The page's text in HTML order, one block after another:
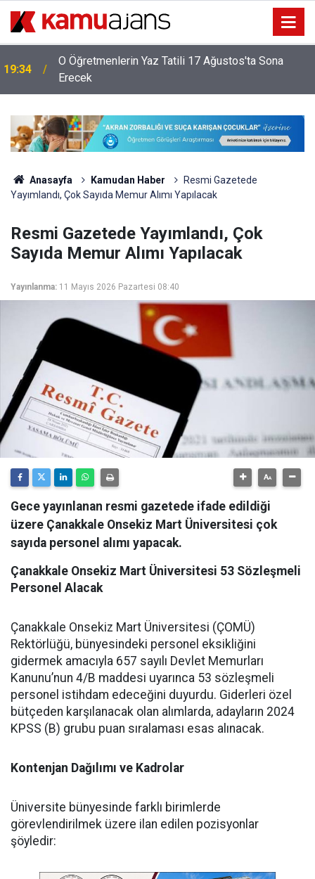
19:34
O Öğretmenlerin Yaz Tatili 17 Ağustos'ta Sona
Erecek
Anasayfa Kamudan Haber
Resmi Gazetede
Yayımlandı, Çok Sayıda Memur Alımı Yapılacak
Resmi Gazetede Yayımlandı, Çok
Sayıda Memur Alımı Yapılacak
Yayınlanma: 11 Mayıs 2026 Pazartesi 08:40
Gece yayınlanan resmi gazetede ifade edildiği
üzere Çanakkale Onsekiz Mart Üniversitesi çok
sayıda personel alımı yapacak.
Çanakkale Onsekiz Mart Üniversitesi 53 Sözleşmeli
Personel Alacak
​Çanakkale Onsekiz Mart Üniversitesi (ÇOMÜ)
Rektörlüğü, bünyesindeki personel eksikliğini
gidermek amacıyla 657 sayılı Devlet Memurları
Kanunu’nun 4/B maddesi uyarınca 53 sözleşmeli
personel istihdam edeceğini duyurdu. Giderleri özel
bütçeden karşılanacak olan alımlarda, adayların 2024
KPSS (B) grubu puan sıralaması esas alınacak.
Kontenjan Dağılımı ve Kadrolar
​Üniversite bünyesinde farklı birimlerde
görevlendirilmek üzere ilan edilen pozisyonlar
şöyledir: